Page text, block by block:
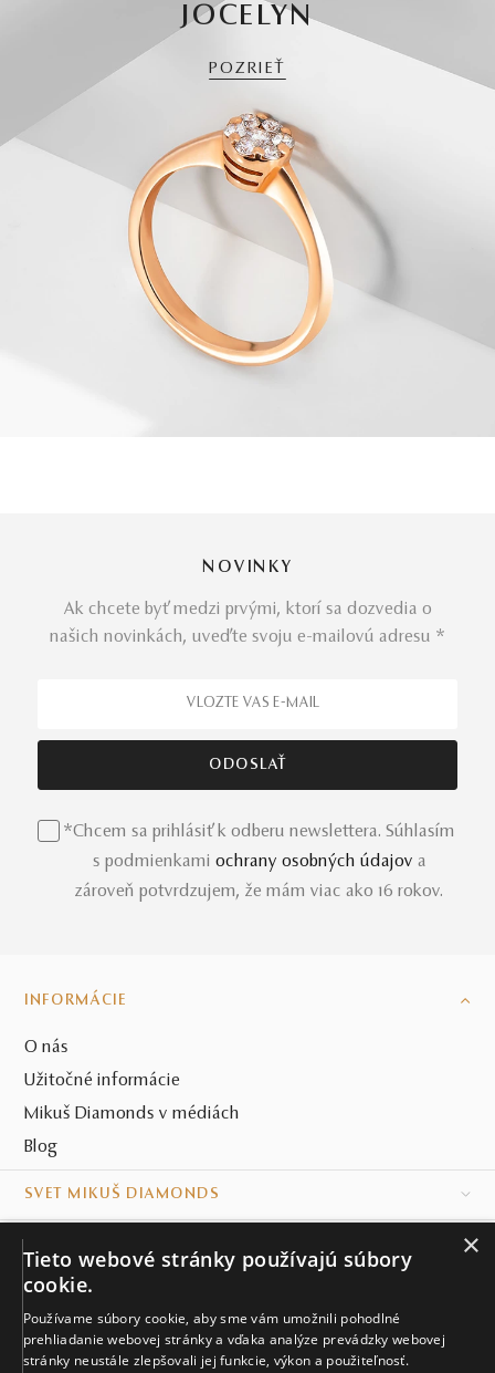
JOCELYN
POZRIEŤ
NOVINKY
Ak chcete byť medzi prvými, ktorí sa dozvedia o
našich novinkách, uveďte svoju e-mailovú adresu *
*Chcem sa prihlásiť k odberu newslettera. Súhlasím
s podmienkami ochrany osobných údajov a
zároveň potvrdzujem, že mám viac ako 16 rokov.
INFORMÁCIE
O nás
Užitočné informácie
Mikuš Diamonds v médiách
Blog
SVET MIKUŠ DIAMONDS
KONTAKT
Naše klenotníctva
×
Tieto webové stránky používajú súbory
cookie.
Používame súbory cookie, aby sme vám umožnili pohodlné
prehliadanie webovej stránky a vďaka analýze prevádzky webovej
stránky neustále zlepšovali jej funkcie, výkon a použiteľnosť.